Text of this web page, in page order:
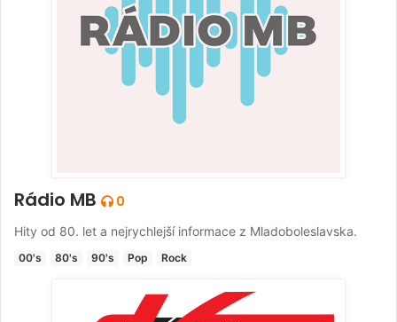
Rádio MB 0
Hity od 80. let a nejrychlejší informace z Mladoboleslavska.
00's 80's 90's Pop Rock